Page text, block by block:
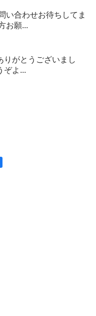
い合わせお待ちしてま
お願...
りがとうございまし
ぞよ...